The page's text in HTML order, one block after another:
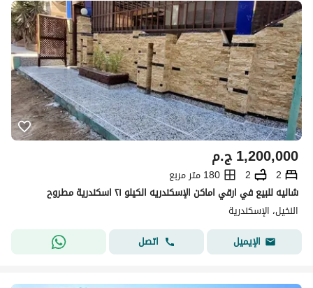
ج.م1,200,000
2
2
180 متر مربع
شاليه للبيع في ارقي اماكن الإسكندريه الكيلو ٢١ اسكندرية مطروح
النخيل، الإسكندرية
الإيميل
اتصل